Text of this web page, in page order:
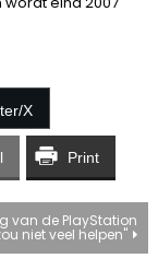
X
Print
van de PlayStation
niet veel helpen"